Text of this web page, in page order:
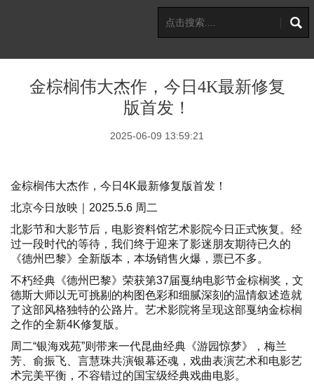
金棕榈伟大杰作，今日4K最新修复
版首发！
2025-06-09 13:59:21
金棕榈伟大杰作，今日4K最新修复版首发！
北京今日放映｜2025.5.6 周二
北影节和大影节后，电影资料馆艺术影院今日正式恢复。经
过一段时代的等待，我们终于迎来了影迷朋友期待已久的
《德州巴黎》全新版本，本场销售火爆，票已不多。
不朽经典《德州巴黎》荣获第37届戛纳电影节金棕榈奖，文
德斯大师以无可挑剔的构图色彩和细腻深刻的温情叙述造就
了这部风格独特的公路片。艺术影院将呈现这部戛纳金棕榈
之作的全新4K修复版。
周二“银海戏苑”则带来一代昆曲经典《游园惊梦》，梅兰
芳、俞振飞、言慧珠共演银幕还魂，戏曲表演艺术和电影艺
术完美平衡，不容错过的国宝级经典戏曲电影。